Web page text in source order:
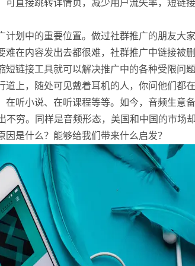
可直接跳转详情页，减少用户流失率，短链
计划中的重要位置。做过社群推广的朋友大
难在内容发出去都很难，社群推广中链接被
链接工具就可以解决推广中的各种受限问题
道上，随处可见戴着耳机的人，你问他们都
在听小说、在听课程等等。如今，音频生意
不穷。同样是音频形态，美国和中国的市场
是什么？能够给我们带来什么启发？